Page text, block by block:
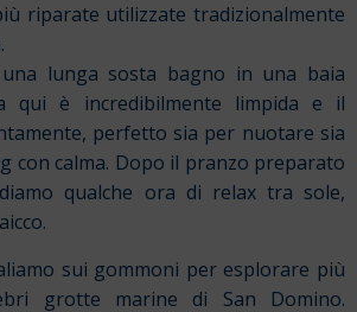
riparate utilizzate tradizionalmente
lunga sosta bagno in una baia
qui è incredibilmente limpida e il
perfetto sia per nuotare sia
con calma. Dopo il pranzo preparato
qualche ora di relax tra sole,
sui gommoni per esplorare più
grotte marine di San Domino.